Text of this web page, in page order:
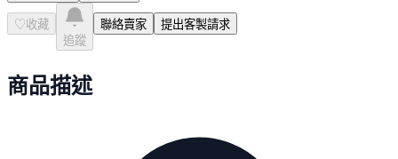
♡ 收藏
追蹤
聯絡賣家 提出客製請求
商品描述